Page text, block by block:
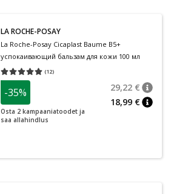
LA ROCHE-POSAY
La Roche-Posay Cicaplast Baume B5+
успокаивающий бальзам для кожи 100 мл
(12)
Средняя оценка 5.00
-35%
Osta 2 kampaaniatoodet ja
saa allahindlus
29,22 €
18,99 €